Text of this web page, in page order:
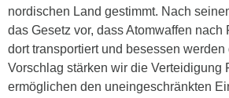
nordischen Land gestimmt. Nach
das Gesetz vor, dass Atomwaffen nach
dort transportiert und besessen werden
Vorschlag stärken wir die Verteidigung
ermöglichen den uneingeschränkten